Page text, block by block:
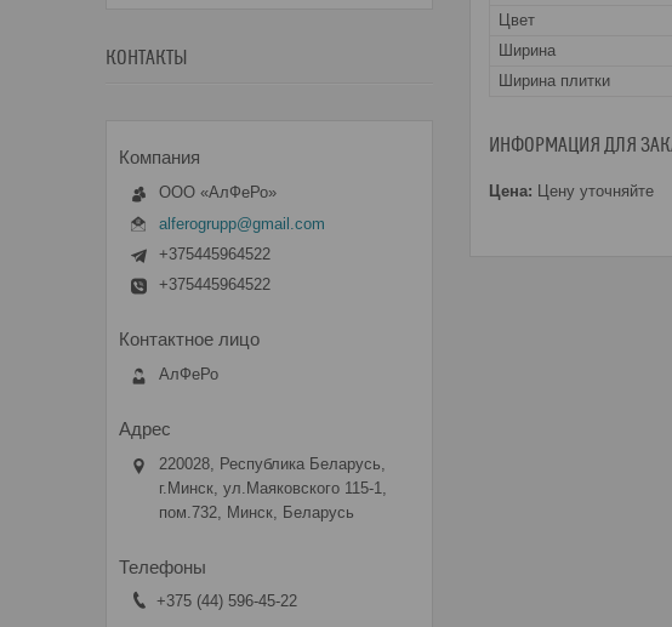
Цвет
Ширина
Ширина плитки
ИНФОРМАЦИЯ ДЛЯ
Цена: Цену уточняйте
КОНТАКТЫ
ООО «АлФеРо»
alferogrupp@gmail.com
+375445964522
+375445964522
АлФеРо
220028, Республика Беларусь,
г.Минск, ул.Маяковского 115-1,
пом.732, Минск, Беларусь
+375 (44) 596-45-22